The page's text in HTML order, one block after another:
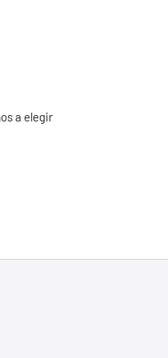
a elegir